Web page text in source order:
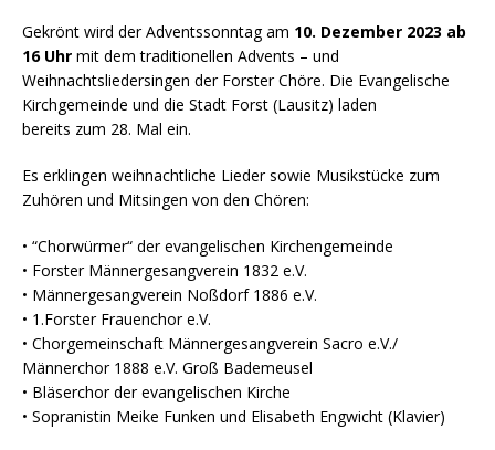
Gekrönt wird der Adventssonntag am 10. Dezember 2023 ab
16 Uhr mit dem traditionellen Advents – und
Weihnachtsliedersingen der Forster Chöre. Die Evangelische
Kirchgemeinde und die Stadt Forst (Lausitz) laden
bereits zum 28. Mal ein.
Es erklingen weihnachtliche Lieder sowie Musikstücke zum
Zuhören und Mitsingen von den Chören:
• “Chorwürmer“ der evangelischen Kirchengemeinde
• Forster Männergesangverein 1832 e.V.
• Männergesangverein Noßdorf 1886 e.V.
• 1.Forster Frauenchor e.V.
• Chorgemeinschaft Männergesangverein Sacro e.V./
Männerchor 1888 e.V. Groß Bademeusel
• Bläserchor der evangelischen Kirche
• Sopranistin Meike Funken und Elisabeth Engwicht (Klavier)